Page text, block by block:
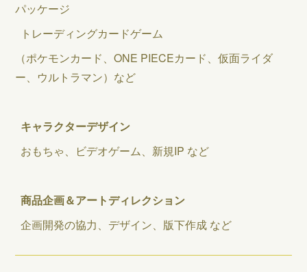
パッケージ
トレーディングカードゲーム
（ポケモンカード、ONE PIECEカード、仮面ライダ
ー、ウルトラマン）など
キャラクターデザイン
おもちゃ、ビデオゲーム、新規IP など
商品企画＆アートディレクション
企画開発の協力、デザイン、版下作成 など